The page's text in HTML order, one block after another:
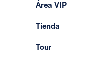
Área VIP
Tienda
Tour